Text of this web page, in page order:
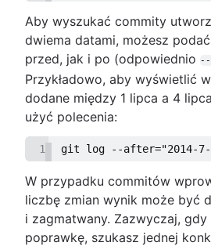
Aby wyszukać commity
dwiema datami, możesz
przed, jak i po (odpowiednio --
Przykładowo, aby wyświetlić
dodane między 1 lipca a 4
użyć polecenia:
1 git log --after="2014-7-
W przypadku commitów
liczbę zmian wynik może być
i zagmatwany. Zazwyczaj, gdy
poprawkę, szukasz jednej